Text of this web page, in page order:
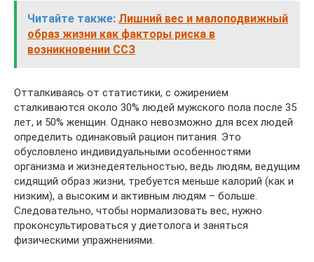
Читайте также: Лишний вес и малоподвижный
образ жизни как факторы риска в
возникновении ССЗ
Отталкиваясь от статистики, с ожирением
сталкиваются около 30% людей мужского пола после 35
лет, и 50% женщин. Однако невозможно для всех людей
определить одинаковый рацион питания. Это
обусловлено индивидуальными особенностями
организма и жизнедеятельностью, ведь людям, ведущим
сидящий образ жизни, требуется меньше калорий (как и
низким), а высоким и активным людям – больше.
Следовательно, чтобы нормализовать вес, нужно
проконсультироваться у диетолога и заняться
физическими упражнениями.